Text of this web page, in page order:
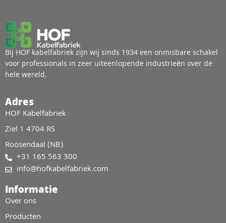
Bij HOF kabelfabriek zijn wij sinds 1934 een onmisbare schakel
voor professionals in zeer uiteenlopende industrieën over de
hele wereld.
Adres
HOF Kabelfabriek
Ziel 1 4704 RS
Roosendaal (NB)
+31 165 563 300
info@hofkabelfabriek.com
Informatie
Over ons
Producten